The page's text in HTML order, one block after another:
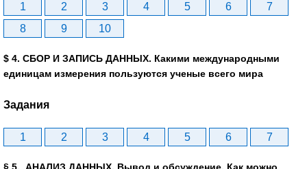
1 2 3 4 5 6
7
8
9 10
$ 4. СБОР И ЗАПИСЬ ДАННЫХ. Какими международными
единицам измерения пользуются ученые всего мира
Задания
1 2 3 4 5 6 7